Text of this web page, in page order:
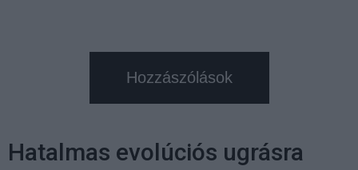
Hozzászólások
Hatalmas evolúciós ugrásra